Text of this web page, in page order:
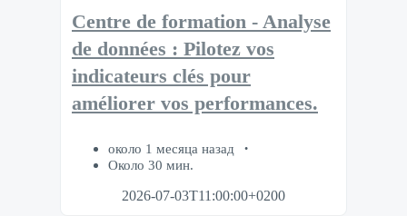
Centre de formation - Analyse
de données : Pilotez vos
indicateurs clés pour
améliorer vos performances.
около 1 месяца назад
Около 30 мин.
2026-07-03T11:00:00+0200